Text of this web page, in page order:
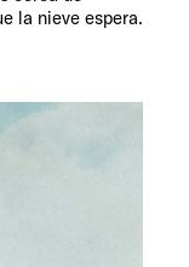
la nieve espera.